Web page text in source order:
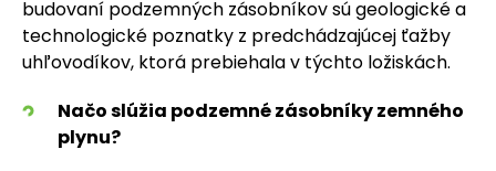
budovaní podzemných zásobníkov sú geologické a
technologické poznatky z predchádzajúcej ťažby
uhľovodíkov, ktorá prebiehala v týchto ložiskách.
Načo slúžia podzemné zásobníky zemného
plynu?